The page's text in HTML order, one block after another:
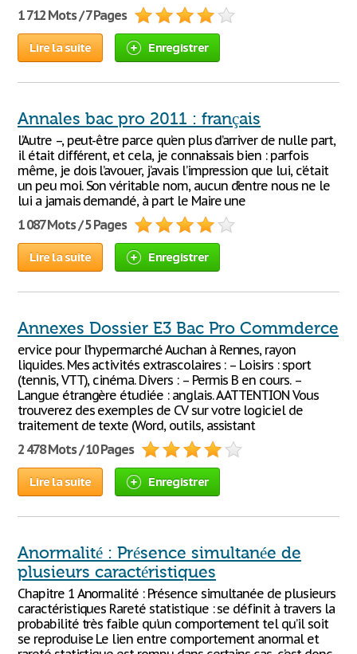
1 712 Mots / 7 Pages
Lire la suite Enregistrer
Annales bac pro 2011 : français
l’Autre –, peut-être parce qu’en plus d’arriver de nulle part,
il était différent, et cela, je connaissais bien : parfois
même, je dois l’avouer, j’avais l’impression que lui, c’était
un peu moi. Son véritable nom, aucun d’entre nous ne le
lui a jamais demandé, à part le Maire une
1 087 Mots / 5 Pages
Lire la suite Enregistrer
Annexes Dossier E3 Bac Pro Commderce
ervice pour l’hypermarché Auchan à Rennes, rayon
liquides. Mes activités extrascolaires : – Loisirs : sport
(tennis, VTT), cinéma. Divers : – Permis B en cours. –
Langue étrangère étudiée : anglais. A ATTENTION Vous
trouverez des exemples de CV sur votre logiciel de
traitement de texte (Word, outils, assistant
2 478 Mots / 10 Pages
Lire la suite Enregistrer
Anormalité : Présence simultanée de
plusieurs caractéristiques
Chapitre 1 Anormalité : Présence simultanée de plusieurs
caractéristiques Rareté statistique : se définit à travers la
probabilité très faible qu’un comportement tel qu’il soit
se reproduise Le lien entre comportement anormal et